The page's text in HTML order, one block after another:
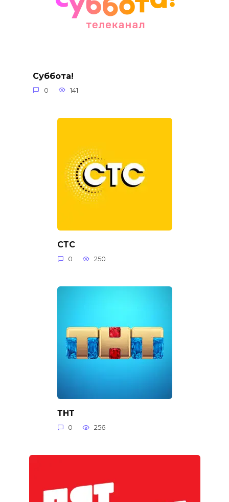
Суббота!
0 141
СТС
0 250
ТНТ
0 256